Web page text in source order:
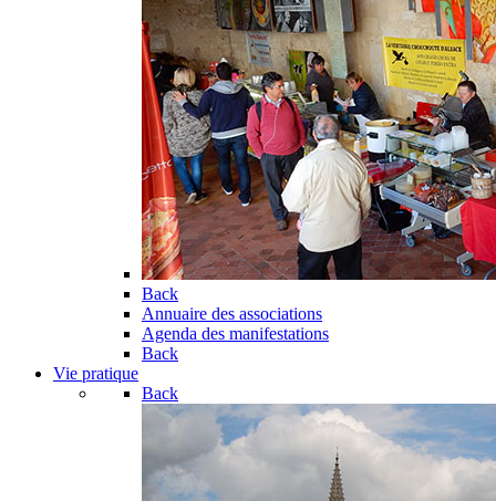
Back
Annuaire des associations
Agenda des manifestations
Back
Vie pratique
Back